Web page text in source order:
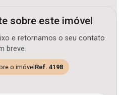
sobre este imóvel
e retornamos o seu contato
breve.
o imóvel Ref. 4198